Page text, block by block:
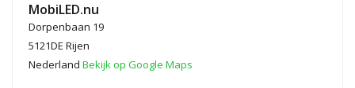
MobiLED.nu
Dorpenbaan 19
5121DE Rijen
Nederland Bekijk op Google Maps